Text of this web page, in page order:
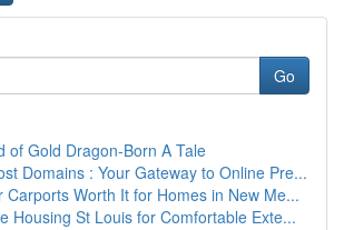
Go
of Gold Dragon-Born A Tale
Domains : Your Gateway to Online Pre...
Carports Worth It for Homes in New Me...
Housing St Louis for Comfortable Exte...